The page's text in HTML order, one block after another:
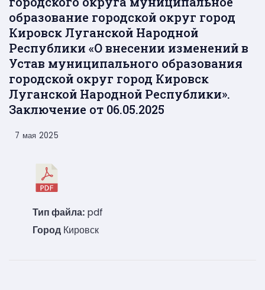
образование городской округ город
Кировск Луганской Народной
Республики «О внесении изменений в
Устав муниципального образования
городской округ город Кировск
Луганской Народной Республики».
Заключение от 06.05.2025
7 мая 2025
Тип файла: pdf
Город Кировск